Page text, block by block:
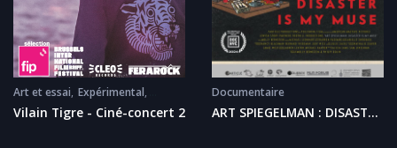
Art et essai Expérimental
Musical
Vilain Tigre - Ciné-concert 2
Documentaire
ART SPIEGELMAN : DISASTER